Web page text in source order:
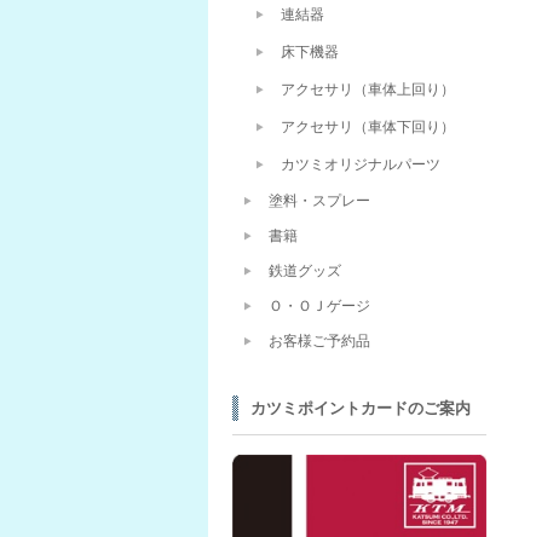
連結器
床下機器
アクセサリ（車体上回り）
アクセサリ（車体下回り）
カツミオリジナルパーツ
塗料・スプレー
書籍
鉄道グッズ
Ｏ・ＯＪゲージ
お客様ご予約品
カツミポイントカードのご案内